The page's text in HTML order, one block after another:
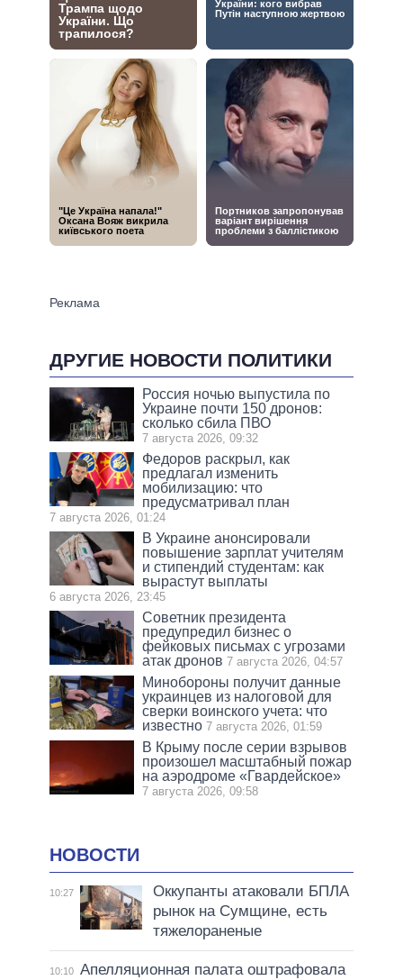
ДРУГИЕ НОВОСТИ ПОЛИТИКИ
Россия ночью выпустила по
Украине почти 150 дронов:
сколько сбила ПВО
7 августа 2026, 09:32
Федоров раскрыл, как
предлагал изменить
мобилизацию: что
предусматривал план
7 августа 2026, 01:24
В Украине анонсировали
повышение зарплат учителям
и стипендий студентам: как
вырастут выплаты
6 августа 2026, 23:45
Советник президента
предупредил бизнес о
фейковых письмах с угрозами
атак дронов 7 августа 2026, 04:57
Минобороны получит данные
украинцев из налоговой для
сверки воинского учета: что
известно 7 августа 2026, 01:59
В Крыму после серии взрывов
произошел масштабный пожар
на аэродроме «Гвардейское»
7 августа 2026, 09:58
НОВОСТИ
10:27
Оккупанты атаковали БПЛА
рынок на Сумщине, есть
тяжелораненые
10:10 Апелляционная палата оштрафовала